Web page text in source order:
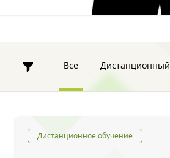
Все Дистанционный
Дистанционное обучение